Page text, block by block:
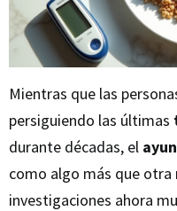
Mientras que las
persiguiendo las últimas
durante décadas, el
como algo más que otra
investigaciones ahora